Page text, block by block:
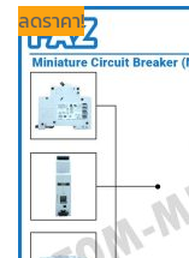
ลดราคา!